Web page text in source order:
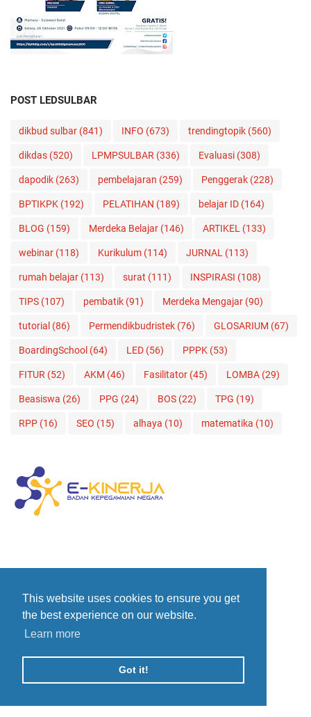
This website uses cookies to ensure you get
the best experience on our website.
Learn more
Got it!
POST LEDSULBAR
dikbud sulbar (841) INFO (673) trendingtopik (560)
dikdas (520) LPMPSULBAR (336) Evaluasi (308)
dapodik (263) pembelajaran (259) Penggerak (228)
BPTIKPK (192) PELATIHAN (189) belajar ID (164)
BLOG (159) Merdeka Belajar (146) ARTIKEL (133)
webinar (118) Kurikulum (114) JURNAL (113)
rumah belajar (113) surat (111) INSPIRASI (108)
TIPS (107) pembatik (91) Merdeka Mengajar (90)
tutorial (86) Permendikbudristek (76) GLOSARIUM (67)
BoardingSchool (64) LED (56) PPPK (53)
FITUR (52) AKM (46) Fasilitator (45) LOMBA (29)
Beasiswa (26) PPG (24) BOS (22) TPG (19)
RPP (16) SEO (15) alhaya (10) matematika (10)